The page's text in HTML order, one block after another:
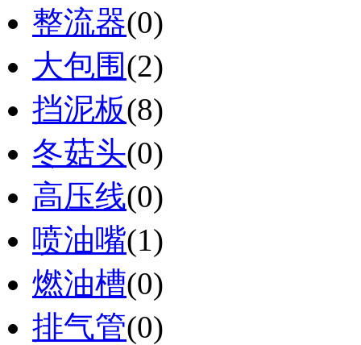
整流器(0)
大包围(2)
挡泥板(8)
冬菇头(0)
高压线(0)
喷油嘴(1)
燃油槽(0)
排气管(0)